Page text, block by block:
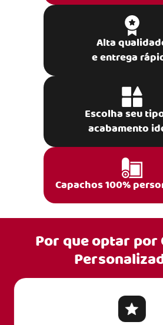
Alta
e entrega
Escolha seu
acabamento
Capachos 100%
Por que optar por